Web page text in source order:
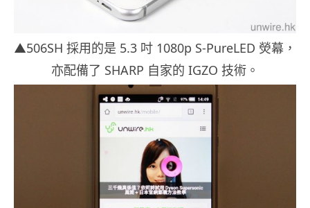
▲506SH 採用的是 5.3 吋 1080p S-PureLED 熒幕，
亦配備了 SHARP 自家的 IGZO 技術。